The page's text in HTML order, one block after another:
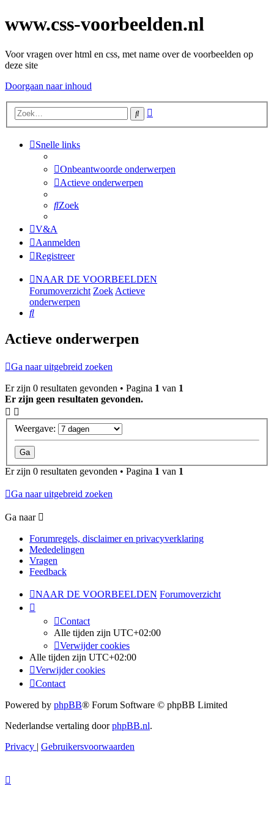
www.css-voorbeelden.nl
Voor vragen over html en css, met name over de voorbeelden op
deze site
Doorgaan naar inhoud
Zoek
Snelle links
Onbeantwoorde onderwerpen
Actieve onderwerpen
Zoek
V&A
Aanmelden
Registreer
NAAR DE VOORBEELDEN
Forumoverzicht ZoekActieve
onderwerpen
Zoek
Actieve onderwerpen
Ga naar uitgebreid zoeken
Er zijn 0 resultaten gevonden • Pagina 1 van 1
Er zijn geen resultaten gevonden.
Weergave:
Er zijn 0 resultaten gevonden • Pagina 1 van 1
Ga naar uitgebreid zoeken
Ga naar
Forumregels, disclaimer en privacyverklaring
Mededelingen
Vragen
Feedback
NAAR DE VOORBEELDEN Forumoverzicht
Contact
Alle tijden zijn UTC+02:00
Verwijder cookies
Alle tijden zijn UTC+02:00
Verwijder cookies
Contact
Powered by phpBB® Forum Software © phpBB Limited
Nederlandse vertaling doorphpBB.nl.
Privacy | Gebruikersvoorwaarden